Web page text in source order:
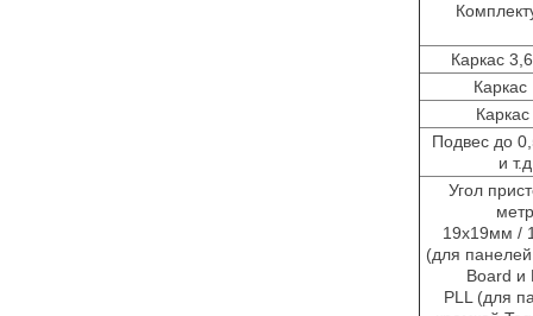
Каркас
Подвес до
и
Угол
19х19мм /
(для
Board и
PLL (для